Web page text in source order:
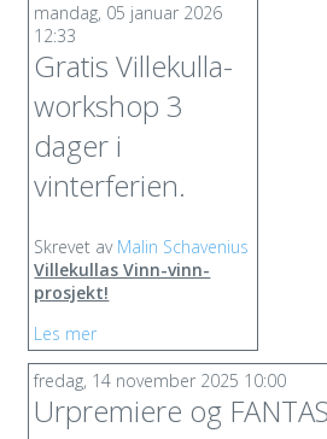
mandag, 05 januar 2026
12:33
Gratis Villekulla-
workshop 3
dager i
vinterferien.
Skrevet av Malin Schavenius
Villekullas Vinn-vinn-
prosjekt!
Les mer
fredag, 14 november 2025 10:00
Urpremiere og